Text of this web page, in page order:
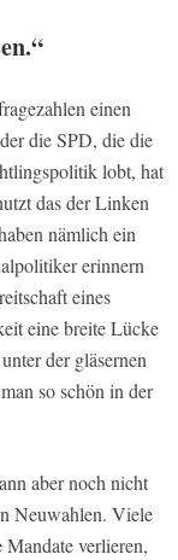
einen
die SPD, die die
lobt, hat
das der Linken
nämlich ein
erinnern
eines
eine breite Lücke
der gläsernen
so schön in der
aber noch nicht
Neuwahlen. Viele
verlieren,